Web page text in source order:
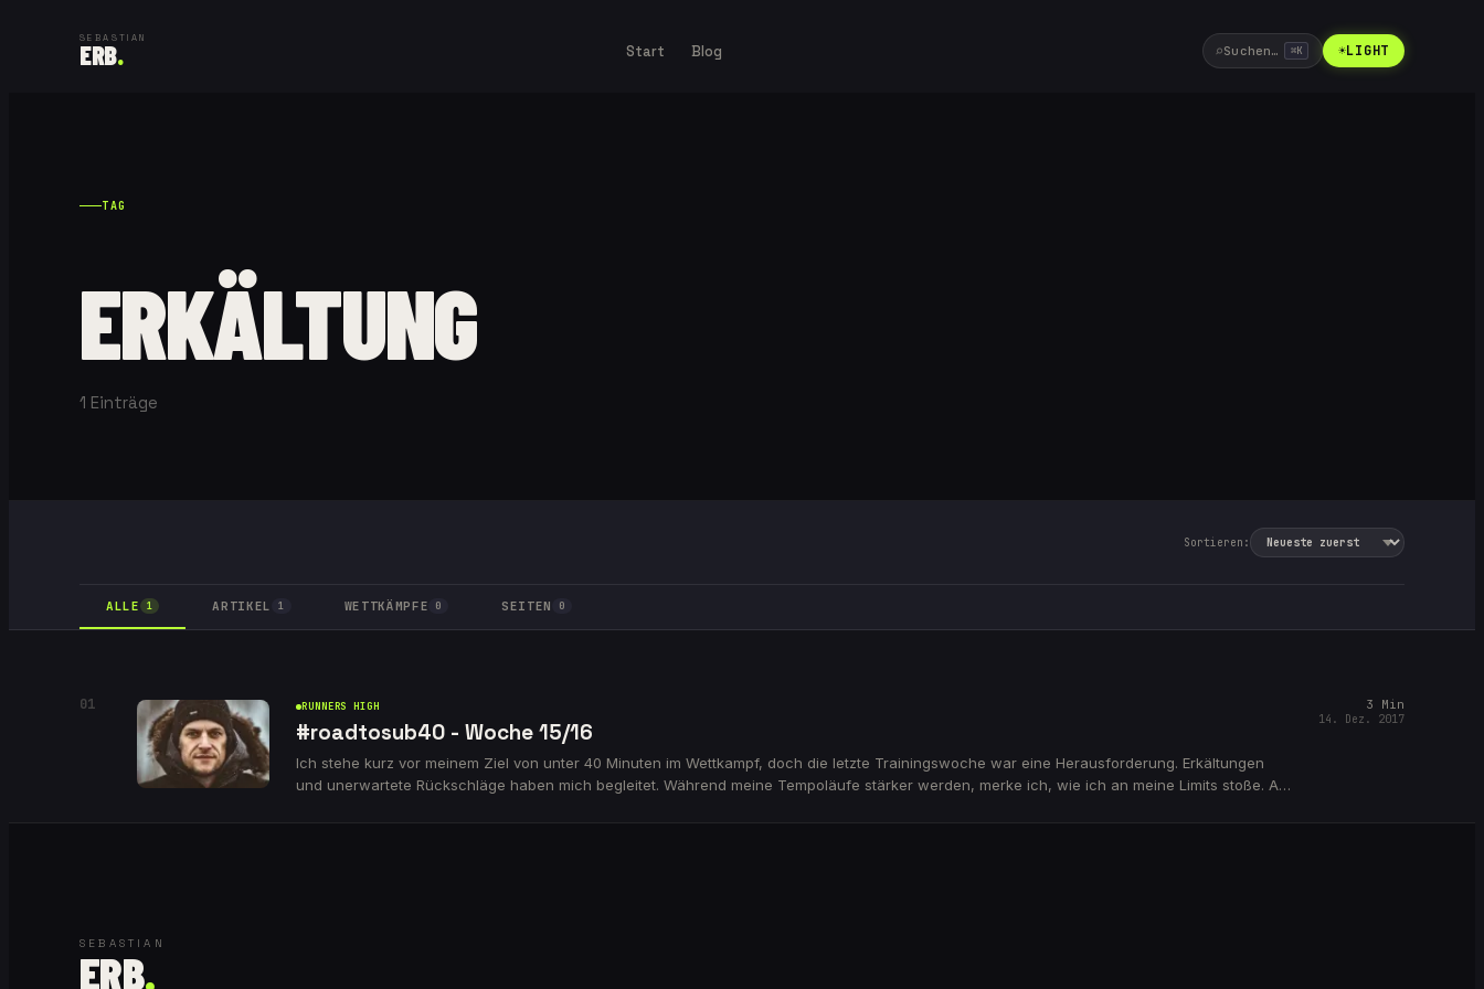
SEBASTIAN
ERB. Start Blog ⌕Suchen… ⌘K ☀LIGHT
TAG
ERKÄLTUNG
1 Einträge
Sortieren:
ALLE 1 ARTIKEL 1 WETTKÄMPFE 0 SEITEN 0
01 RUNNERS HIGH
#roadtosub40 - Woche 15/16
Ich stehe kurz vor meinem Ziel von unter 40 Minuten im Wettkampf, doch die letzte Trainingswoche war eine Herausforderung. Erkältungen
und unerwartete Rückschläge haben mich begleitet. Während meine Tempoläufe stärker werden, merke ich, wie ich an meine Limits stoße. Am
3 Min
14. Dez. 2017
SEBASTIAN
ERB.